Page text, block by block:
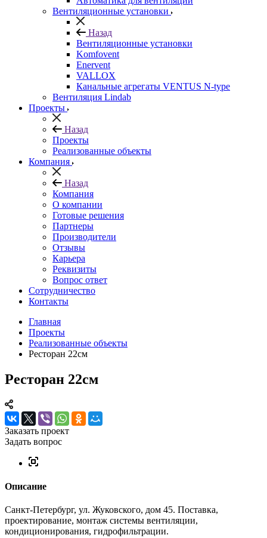
Вентиляционные установки
Назад
Вентиляционные установки
Komfovent
Enervent
VALLOX
Канальные агрегаты VENTUS N-type
Вентиляция Lindab
Проекты
Назад
Проекты
Реализованные объекты
Компания
Назад
Компания
О компании
Готовые решения
Партнеры
Производители
Отзывы
Карьера
Реквизиты
Вопрос ответ
Сотрудничество
Контакты
Главная
Проекты
Реализованные объекты
Ресторан 22см
Ресторан 22см
Заказать проект
Задать вопрос
Описание
Санкт-Петербург, ул. Жуковского, дом 45. Поставка,
проектирование, монтаж системы вентиляции,
кондиционирования, гидрофильтрации.